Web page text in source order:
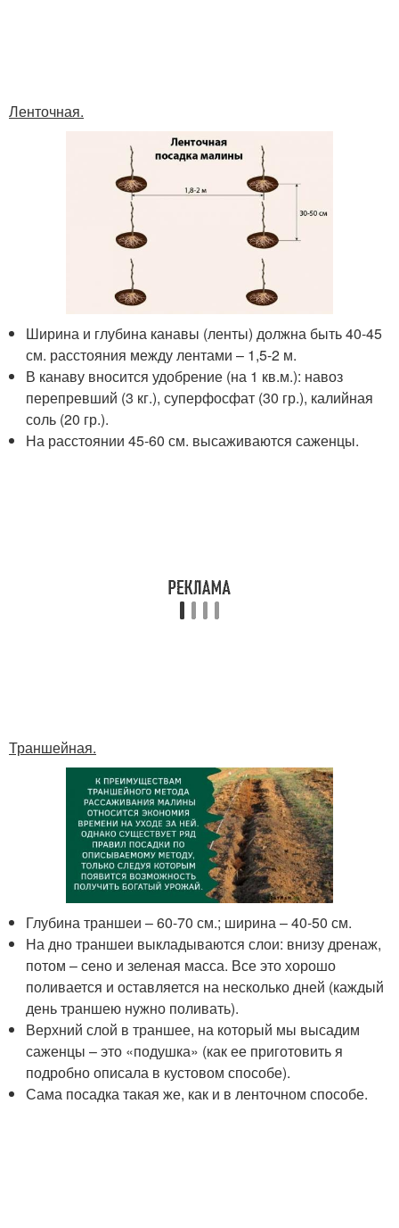
Ленточная.
Ширина и глубина канавы (ленты) должна быть 40-45
см. расстояния между лентами – 1,5-2 м.
В канаву вносится удобрение (на 1 кв.м.): навоз
перепревший (3 кг.), суперфосфат (30 гр.), калийная
соль (20 гр.).
На расстоянии 45-60 см. высаживаются саженцы.
Траншейная.
Глубина траншеи – 60-70 см.; ширина – 40-50 см.
На дно траншеи выкладываются слои: внизу дренаж,
потом – сено и зеленая масса. Все это хорошо
поливается и оставляется на несколько дней (каждый
день траншею нужно поливать).
Верхний слой в траншее, на который мы высадим
саженцы – это «подушка» (как ее приготовить я
подробно описала в кустовом способе).
Сама посадка такая же, как и в ленточном способе.